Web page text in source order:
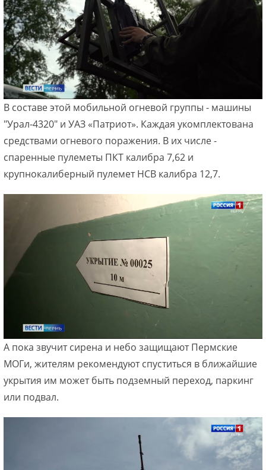
В составе этой мобильной огневой группы - машины
"Урал-4320" и УАЗ «Патриот». Каждая укомплектована
средствами огневого поражения. В их числе -
спаренные пулеметы ПКТ калибра 7,62 и
крупнокалиберный пулемет НСВ калибра 12,7.
А пока звучит сирена и небо защищают Пермские
МОГи, жителям рекомендуют спуститься в ближайшие
укрытия им может быть подземный переход, паркинг
или подвал.